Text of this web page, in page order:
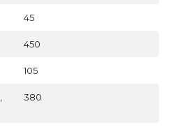
45
450
105
380